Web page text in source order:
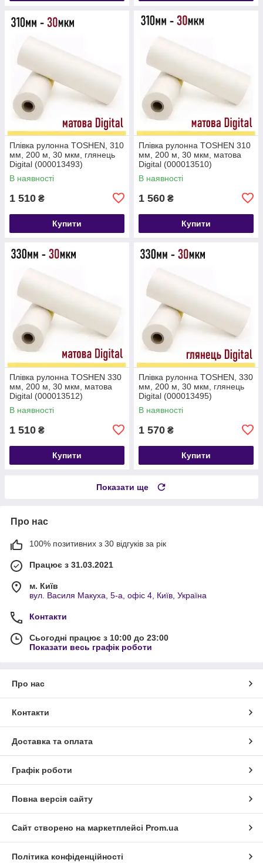
Плівка рулонна TOSHEN, 310
мм, 200 м, 30 мкм, глянець
Digital (000013493)
В наявності
1 510 ₴
Купити
Плівка рулонна TOSHEN 310
мм, 200 м, 30 мкм, матова
Digital (000013510)
В наявності
1 560 ₴
Купити
Плівка рулонна TOSHEN 330
мм, 200 м, 30 мкм, матова
Digital (000013512)
В наявності
1 510 ₴
Купити
Плівка рулонна TOSHEN, 330
мм, 200 м, 30 мкм, глянець
Digital (000013495)
В наявності
1 570 ₴
Купити
Показати ще
Про нас
100% позитивних з 30 відгуків за рік
Працює з 31.03.2021
м. Київ
вул. Василя Макуха, 5-а, офіс 4, Київ, Україна
Контакти
Сьогодні працює з 10:00 до 23:00
Показати весь графік роботи
Про нас
Контакти
Доставка та оплата
Графік роботи
Повна версія сайту
Сайт створено на маркетплейсі Prom.ua
Політика конфіденційності